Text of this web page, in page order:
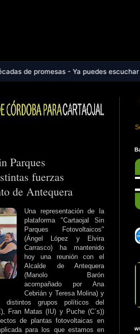
escuchar el pregón de Ana
Parques
fuerzas
de Antequera
Una representación de la
plataforma "Cartaojal Sin
Parques Fotovoltaicos"
(Ángel López y Elvira
Carrasco) ha mantenido
hoy una reunión con el
Alcalde de Antequera
(Manolo Barón
acompañado por Ana
Cebrián y Teresa Molina) y
grupos políticos del
Fran Matas (IU) y Puche (C´s))
de plantas fotovoltaicas en
para los que estamos en